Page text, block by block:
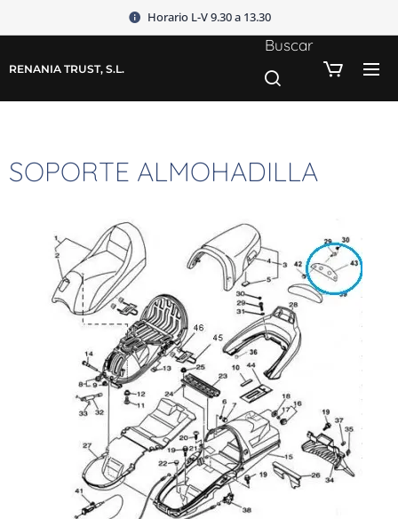
Horario L-V 9.30 a 13.30
RENANIA TRUST, S.L.
Buscar
SOPORTE ALMOHADILLA